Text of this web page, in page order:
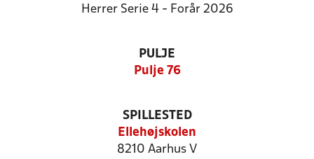
Herrer Serie 4 - Forår 2026
PULJE
Pulje 76
SPILLESTED
Ellehøjskolen
8210 Aarhus V